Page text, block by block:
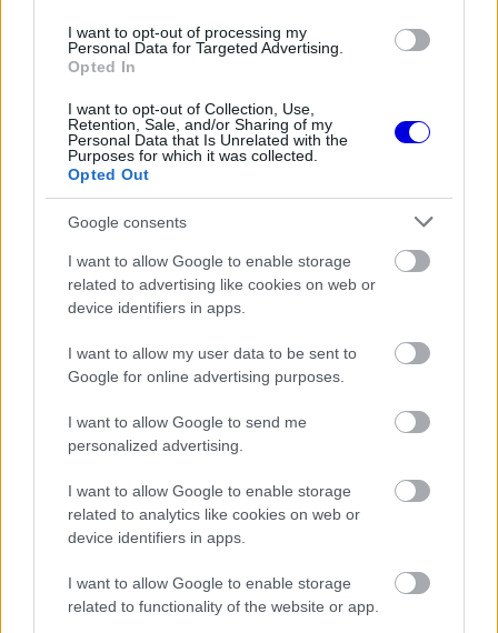
I want to opt-out of processing my
Personal Data for Targeted Advertising.
Opted In
I want to opt-out of Collection, Use,
Retention, Sale, and/or Sharing of my
Personal Data that Is Unrelated with the
Purposes for which it was collected.
Opted Out
Google consents
I want to allow Google to enable storage
related to advertising like cookies on web or
device identifiers in apps.
I want to allow my user data to be sent to
Google for online advertising purposes.
I want to allow Google to send me
personalized advertising.
I want to allow Google to enable storage
related to analytics like cookies on web or
device identifiers in apps.
I want to allow Google to enable storage
related to functionality of the website or app.
FORMA-1
Rendkívül okos döntést hozott az
Aston Martin az F1-ben
FORMA-1
Esteban Ocon Aston Martinhoz
igazolását
FORMA-1
szemléltette a család fontosságát
„Látnunk kéne, hogy újra mosolyog, élveznie kell,
amit csinál. Nekem is volt hasonló időszakom a
Ferrarinál, amikor mindig történt valami rossz, és
vagy elég nyugodt és boldog.”